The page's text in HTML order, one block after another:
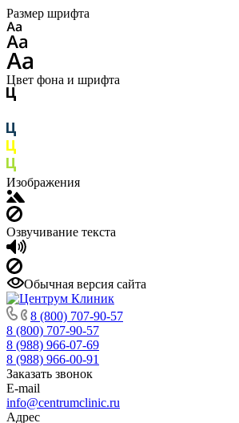
Размер шрифта
Цвет фона и шрифта
Изображения
Озвучивание текста
Обычная версия сайта
8 (800) 707-90-57
8 (800) 707-90-57
8 (988) 966-07-69
8 (988) 966-00-91
Заказать звонок
E-mail
info@centrumclinic.ru
Адрес